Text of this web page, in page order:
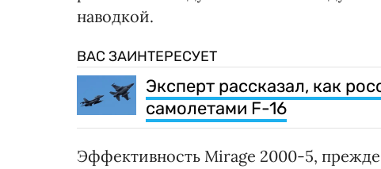
наводкой.
ВАС ЗАИНТЕРЕСУЕТ
Эксперт рассказал, как
самолетами F-16
Эффективность Mirage 2000-5, прежде